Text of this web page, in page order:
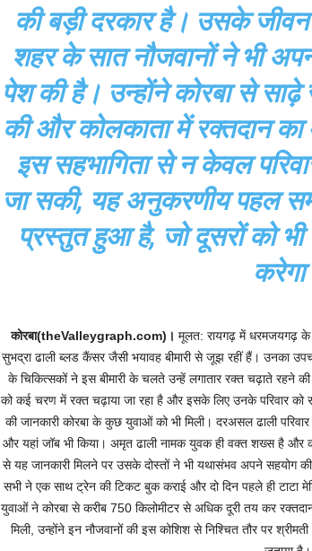
की बड़ी दरकार है। उसके
शहर के सात नौजवानों ने भी
पेश की है। उन्होंने कोरबा से साढ़े
की और कोलकाता में रक्तदान का
इस सहभागिता से न केवल
जा सकी, यह अनुकरणीय पहल
प्रस्तुत हुआ है, जो दूसरों को भी
कोरबा(theValleygraph.com)। मूलत: रायगढ़ में धरमजयगढ़ के
सुभद्रा ढाली ब्लड कैंसर जैसी भयावह बीमारी से जूझ रहीं हैं। उनका
के चिकित्सकों ने इस बीमारी के चलते उन्हें लगातार रक्त चढ़ाते रहने
को कई चरण में रक्त चढ़ाया जा रहा है और इसके लिए उनके परिवार
की जानकारी कोरबा के कुछ युवाओं को भी मिली। दरअसल ढाली
और यहां जॉब भी किया। अमृत ढाली नामक युवक ही वक्त शख्स है और
से यह जानकारी मिलने पर उसके दोस्तों ने भी यथासंभव अपने सहयोग
सभी ने एक साथ ट्रेन की टिकट बुक कराई और दो दिन पहले ही टाटा
युवाओं ने कोरबा से करीब 750 किलोमीटर से अधिक दूरी तय कर
मिली, उन्होंने इन नौजवानों की इस कोशिश से निश्चित तौर पर